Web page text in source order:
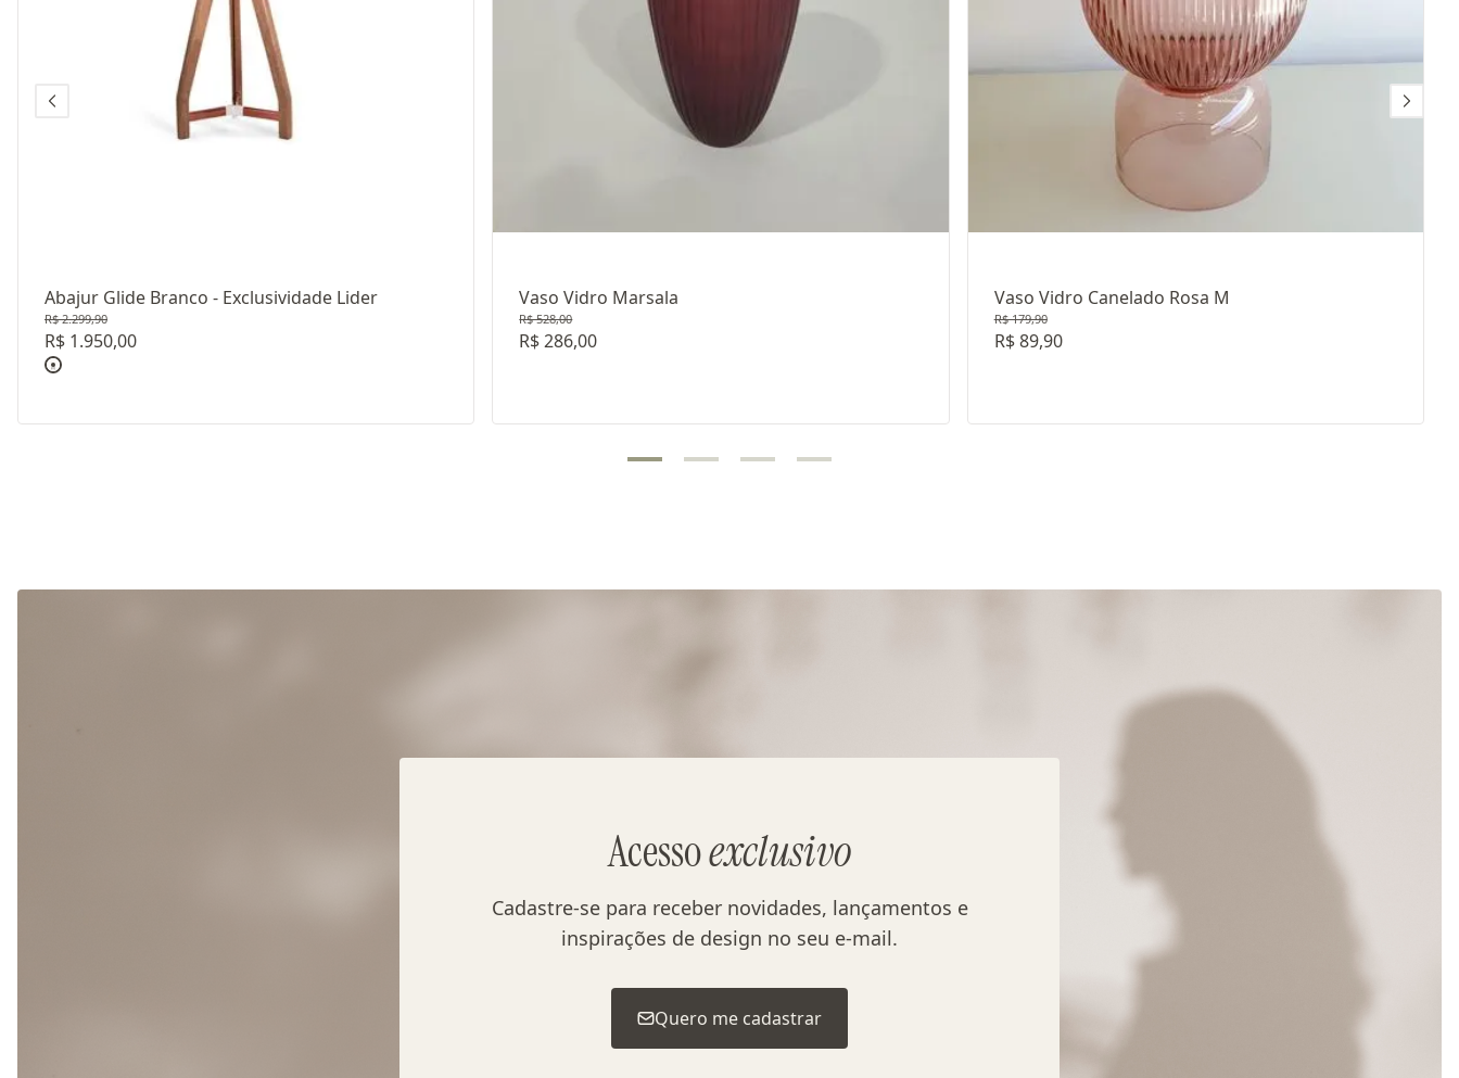
Abajur Glide Branco - Exclusividade Lider
R$ 2.299,90
R$ 1.950,00
Revestimento: CÚPULA E TECIDO BRANCO - FIO MARROM
Vaso Vidro Marsala
R$ 528,00
R$ 286,00
Vaso Vidro Canelado Rosa M
R$ 179,90
R$ 89,90
Acessoexclusivo
Cadastre-se para receber novidades, lançamentos e
inspirações de design no seu e-mail.
Quero me cadastrar